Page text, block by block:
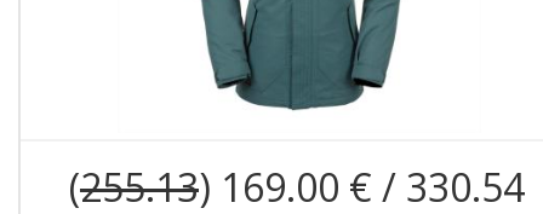
(255.13) 169.00 € / 330.54